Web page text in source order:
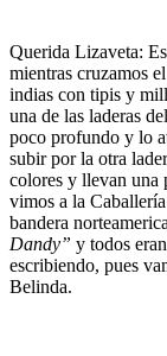
Querida Lizaveta:
mientras cruzamos
indias con tipis y
una de las laderas
poco profundo y lo
subir por la otra
colores y llevan una
vimos a la
bandera
Dandy” y todos
escribiendo, pues
Belinda.